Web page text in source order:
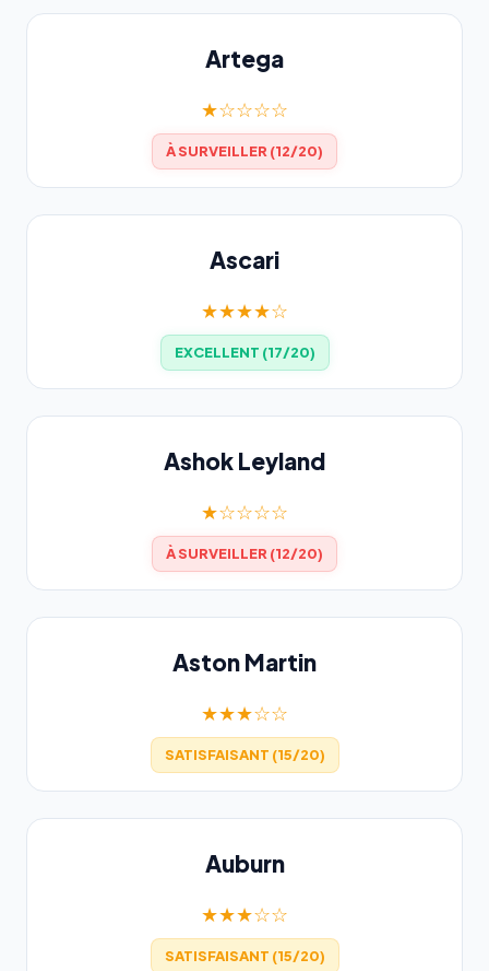
Artega
★☆☆☆☆
À SURVEILLER (12/20)
Ascari
★★★★☆
EXCELLENT (17/20)
Ashok Leyland
★☆☆☆☆
À SURVEILLER (12/20)
Aston Martin
★★★☆☆
SATISFAISANT (15/20)
Auburn
★★★☆☆
SATISFAISANT (15/20)